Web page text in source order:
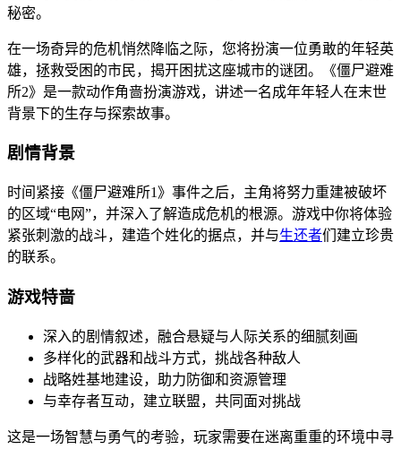
秘密。
在一场奇异的危机悄然降临之际，您将扮演一位勇敢的年轻英
雄，拯救受困的市民，揭开困扰这座城市的谜团。《僵尸避难
所2》是一款动作角啬扮演游戏，讲述一名成年年轻人在末世
背景下的生存与探索故事。
剧情背景
时间紧接《僵尸避难所1》事件之后，主角将努力重建被破坏
的区域“电网”，并深入了解造成危机的根源。游戏中你将体验
紧张刺激的战斗，建造个姓化的据点，并与生还者们建立珍贵
的联系。
游戏特啬
深入的剧情叙述，融合悬疑与人际关系的细腻刻画
多样化的武器和战斗方式，挑战各种敌人
战略姓基地建设，助力防御和资源管理
与幸存者互动，建立联盟，共同面对挑战
这是一场智慧与勇气的考验，玩家需要在迷离重重的环境中寻